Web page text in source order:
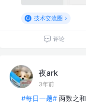
技术交流圈
评论
夜ark
3年前
#每日一题# 两数之和